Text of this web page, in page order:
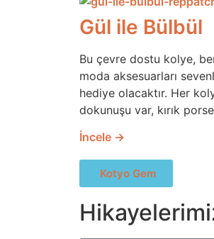
Gül ile Bülbül
Bu çevre dostu kolye,
moda aksesuarları
hediye olacaktır. Her
dokunuşu var, kırık
İncele →
Kotyo Gem